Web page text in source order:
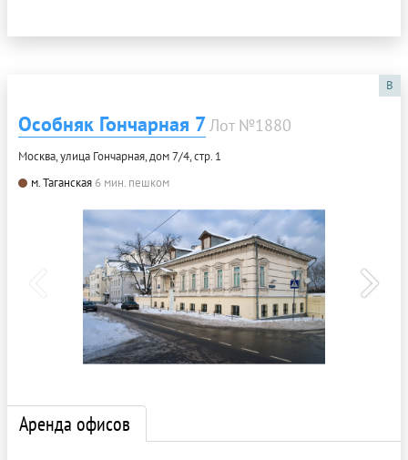
B
Особняк Гончарная 7Лот №1880
Москва, улица Гончарная, дом 7/4, стр. 1
м. Таганская 6 мин. пешком
Аренда офисов